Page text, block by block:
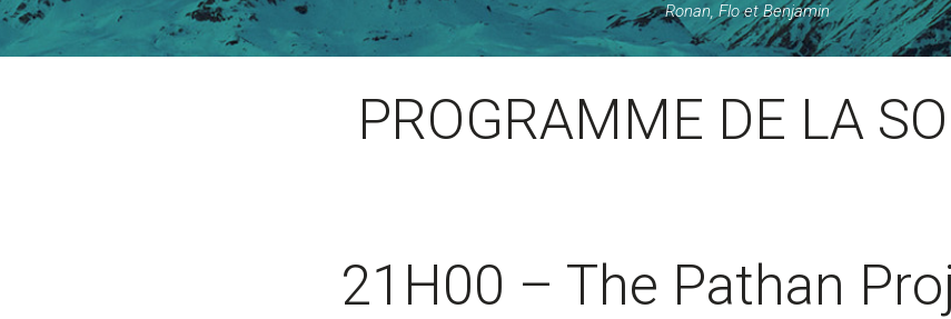
Ronan, Flo et Benjamin
PROGRAMME DE LA
21H00 – The Pathan